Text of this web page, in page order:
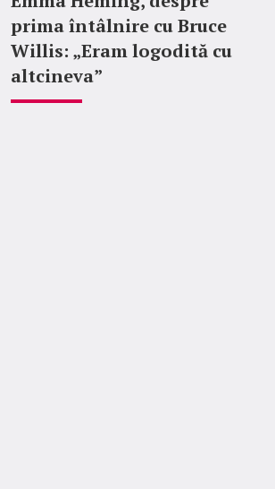
prima întâlnire cu Bruce
Willis: „Eram logodită cu
altcineva”